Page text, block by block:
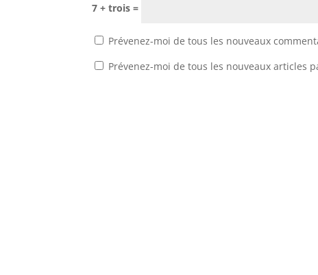
7 + trois =
Prévenez-moi de tous les nouveaux
Prévenez-moi de tous les nouveaux articles